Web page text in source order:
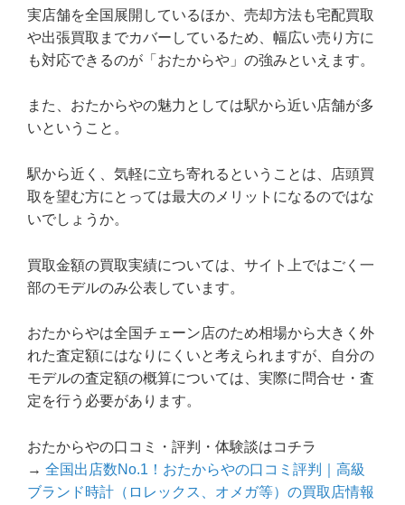
実店舗を全国展開しているほか、売却方法も宅配買取
や出張買取までカバーしているため、幅広い売り方に
も対応できるのが「おたからや」の強みといえます。
また、おたからやの魅力としては駅から近い店舗が多
いということ。
駅から近く、気軽に立ち寄れるということは、店頭買
取を望む方にとっては最大のメリットになるのではな
いでしょうか。
買取金額の買取実績については、サイト上ではごく一
部のモデルのみ公表しています。
おたからやは全国チェーン店のため相場から大きく外
れた査定額にはなりにくいと考えられますが、自分の
モデルの査定額の概算については、実際に問合せ・査
定を行う必要があります。
おたからやの口コミ・評判・体験談はコチラ
→ 全国出店数No.1！おたからやの口コミ評判｜高級
ブランド時計（ロレックス、オメガ等）の買取店情報